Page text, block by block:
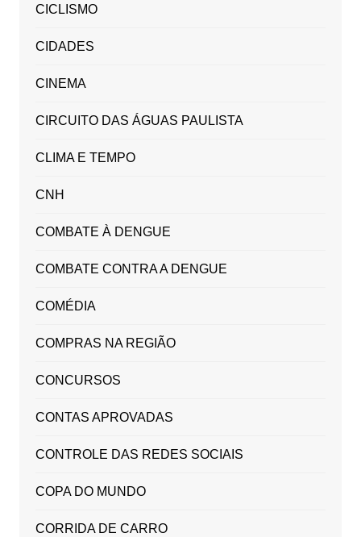
CICLISMO
CIDADES
CINEMA
CIRCUITO DAS ÁGUAS PAULISTA
CLIMA E TEMPO
CNH
COMBATE À DENGUE
COMBATE CONTRA A DENGUE
COMÉDIA
COMPRAS NA REGIÃO
CONCURSOS
CONTAS APROVADAS
CONTROLE DAS REDES SOCIAIS
COPA DO MUNDO
CORRIDA DE CARRO